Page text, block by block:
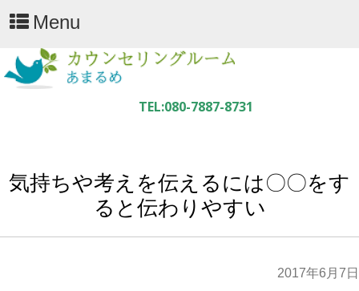
Menu
気持ちや考えを伝えるには〇〇をす
ると伝わりやすい
2017年6月7日